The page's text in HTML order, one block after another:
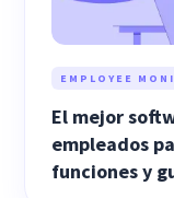
EMPLOYEE
El mejor
empleados
funciones y